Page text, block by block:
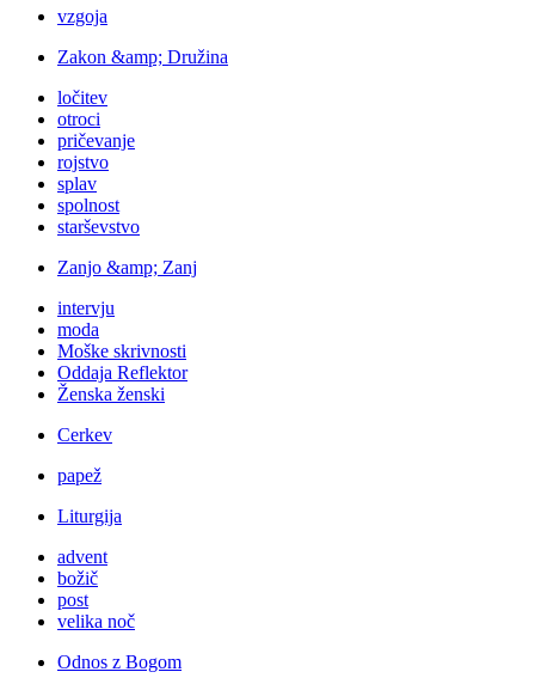
vzgoja
Zakon &amp; Družina
ločitev
otroci
pričevanje
rojstvo
splav
spolnost
starševstvo
Zanjo &amp; Zanj
intervju
moda
Moške skrivnosti
Oddaja Reflektor
Ženska ženski
Cerkev
papež
Liturgija
advent
božič
post
velika noč
Odnos z Bogom